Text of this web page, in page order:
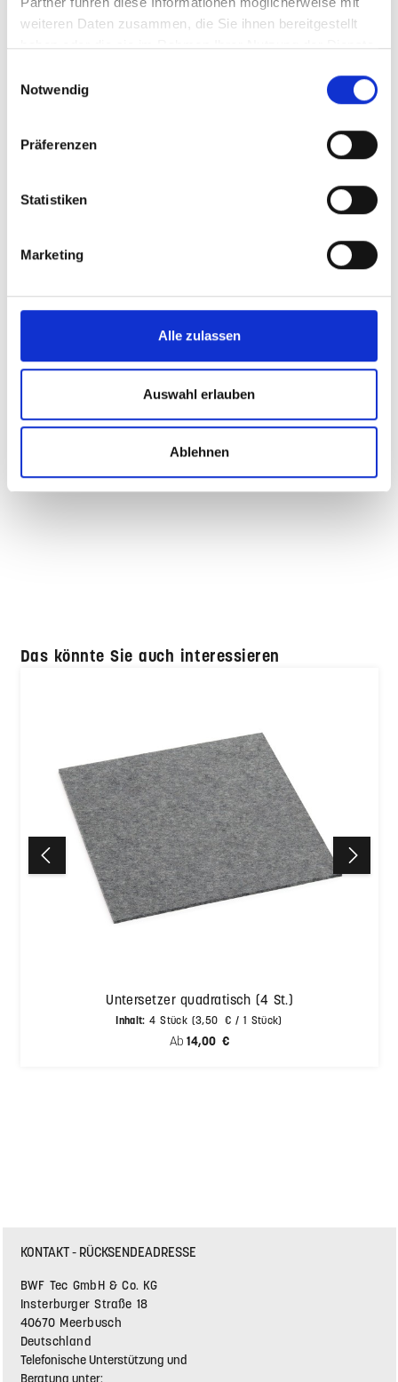
weiteren Daten zusammen, die Sie ihnen bereitgestellt
haben oder die sie im Rahmen Ihrer Nutzung der Dienste
Notwendig
Präferenzen
Statistiken
Marketing
Alle zulassen
Auswahl erlauben
Ablehnen
Inhalt:4 Stück
Preise inkl. MwSt. zzgl. Versandkosten
Produkt Anzahl: Gib den gewünschten Wert ein oder
Zum Merkzettel hinzufügen
541520
Bernadette Ehmanns
Die runden Untersetzer verbinden klare Form mit
funktionalem Einsatz. Als zuverlässige Unterlage für
KONTAKT - RÜCKSENDEADRESSE
BWF Tec GmbH & Co. KG
Insterburger Straße 18
40670 Meerbusch
Deutschland